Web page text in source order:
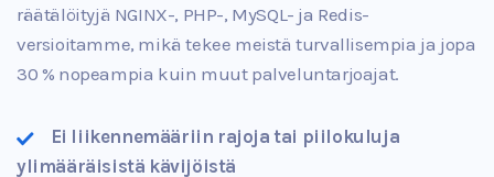
räätälöityjä NGINX-, PHP-, MySQL- ja Redis-
versioitamme, mikä tekee meistä turvallisempia ja jopa
30 % nopeampia kuin muut palveluntarjoajat.
Ei liikennemääriin rajoja tai piilokuluja
ylimääräisistä kävijöistä